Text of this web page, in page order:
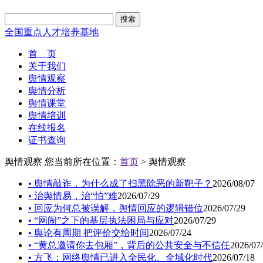
搜索
全国重点人才培养基地
首 页
关于我们
舆情观察
舆情分析
舆情课堂
舆情培训
在线报名
证书查询
舆情观察 您当前所在位置： 首页 > 舆情观察
• 舆情敲诈，为什么成了扫黑除恶的新靶子？ 2026/08/07
• 治舆情易，治“怕”难2026/07/29
• 回应为何总被误解，舆情回应的逻辑错位2026/07/29
• “网闹”之下的基层执法困局与应对2026/07/29
• 舆论有周期 把评价交给时间2026/07/24
• “黄总邀请你去包厢”，背后的公共安全与不信任2026/
• 方飞：网络舆情已进入全民化、全域化时代2026/07/18